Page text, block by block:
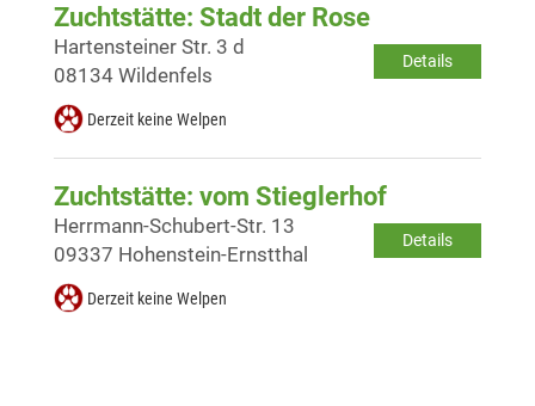
Zuchtstätte: Stadt der Rose
Details
Hartensteiner Str. 3 d
08134 Wildenfels
Derzeit keine Welpen
Zuchtstätte: vom Stieglerhof
Details
Herrmann-Schubert-Str. 13
09337 Hohenstein-Ernstthal
Derzeit keine Welpen